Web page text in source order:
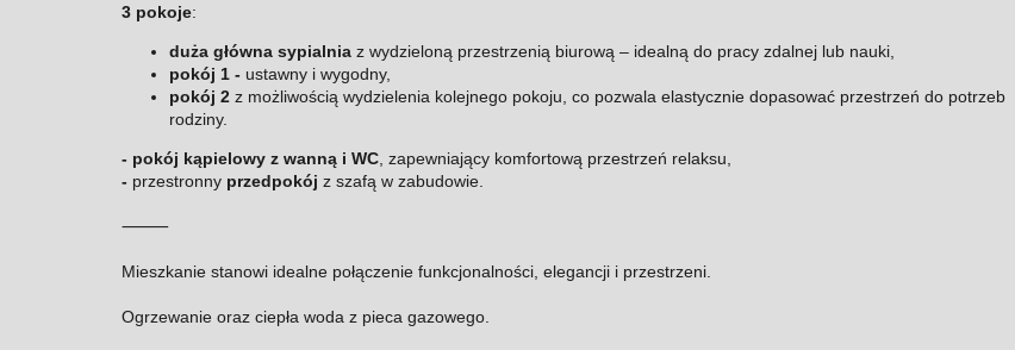
3 pokoje:
duża główna sypialnia z wydzieloną przestrzenią biurową – idealną do pracy zdalnej lub nauki,
pokój 1 - ustawny i wygodny,
pokój 2 z możliwością wydzielenia kolejnego pokoju, co pozwala elastycznie dopasować przestrzeń do potrzeb
rodziny.
- pokój kąpielowy z wanną i WC , zapewniający komfortową przestrzeń relaksu,
- przestronny przedpokój z szafą w zabudowie.
⸻
Mieszkanie stanowi idealne połączenie funkcjonalności, elegancji i przestrzeni.
Ogrzewanie oraz ciepła woda z pieca gazowego.